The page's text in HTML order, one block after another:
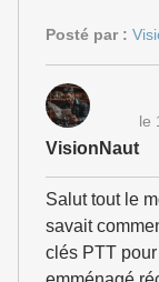
Posté par :
VisionNaut
le
Salut tout le
savait
clés PTT